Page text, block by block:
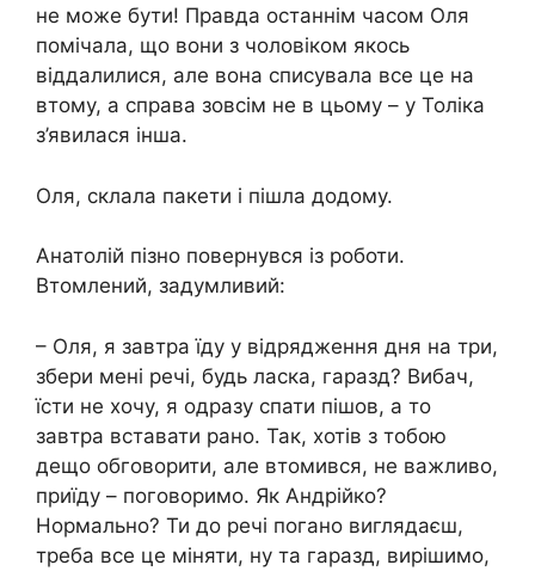
не може бути! Правда останнім часом Оля
помічала, що вони з чоловіком якось
віддалилися, але вона списувала все це на
втому, а справа зовсім не в цьому – у Толіка
з’явилася інша.
Оля, склала пакети і пішла додому.
Анатолій пізно повернувся із роботи.
Втомлений, задумливий:
– Оля, я завтра їду у відрядження дня на три,
збери мені речі, будь ласка, гаразд? Вибач,
їсти не хочу, я одразу спати пішов, а то
завтра вставати рано. Так, хотів з тобою
дещо обговорити, але втомився, не важливо,
приїду – поговоримо. Як Андрійко?
Нормально? Ти до речі погано виглядаєш,
треба все це міняти, ну та гаразд, вирішимо,